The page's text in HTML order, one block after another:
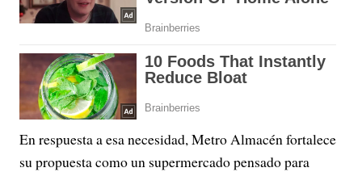
En respuesta a esa necesidad, Metro Almacén fortalece
su propuesta como un supermercado pensado para